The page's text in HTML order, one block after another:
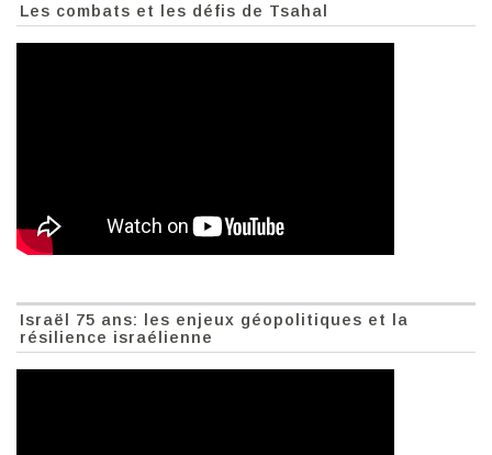
Les combats et les défis de Tsahal
Israël 75 ans: les enjeux géopolitiques et la
résilience israélienne